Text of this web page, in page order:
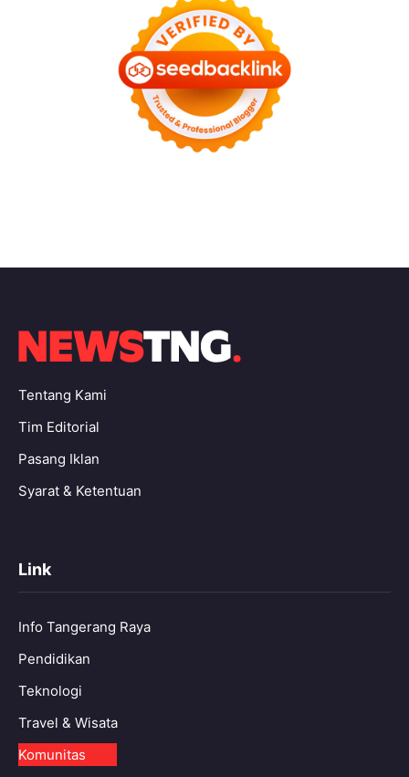
Tentang Kami
Tim Editorial
Pasang Iklan
Syarat & Ketentuan
Link
Info Tangerang Raya
Pendidikan
Teknologi
Travel & Wisata
Komunitas